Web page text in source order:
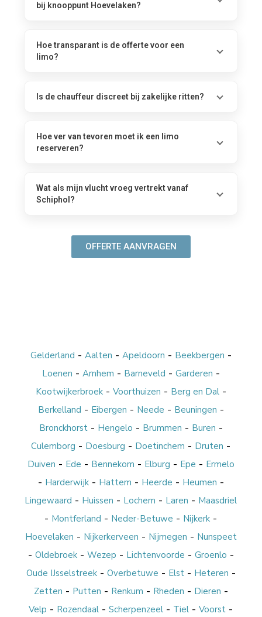
bij knooppunt Hoevelaken?
Hoe transparant is de offerte voor een
limo?
Is de chauffeur discreet bij zakelijke ritten?
Hoe ver van tevoren moet ik een limo
reserveren?
Wat als mijn vlucht vroeg vertrekt vanaf
Schiphol?
OFFERTE AANVRAGEN
Gelderland - Aalten - Apeldoorn - Beekbergen -
Loenen - Arnhem - Barneveld - Garderen -
Kootwijkerbroek- Voorthuizen - Berg en Dal-
Berkelland - Eibergen - Neede - Beuningen -
Bronckhorst- Hengelo - Brummen - Buren -
Culemborg - Doesburg - Doetinchem - Druten -
Duiven - Ede - Bennekom - Elburg - Epe - Ermelo
- Harderwijk- Hattem - Heerde - Heumen -
Lingewaard - Huissen - Lochem - Laren - Maasdriel
- Montferland - Neder-Betuwe - Nijkerk -
Hoevelaken - Nijkerkerveen - Nijmegen - Nunspeet
- Oldebroek- Wezep - Lichtenvoorde - Groenlo -
Oude IJsselstreek- Overbetuwe - Elst- Heteren -
Zetten - Putten - Renkum - Rheden - Dieren -
Velp - Rozendaal -Scherpenzeel - Tiel -Voorst -